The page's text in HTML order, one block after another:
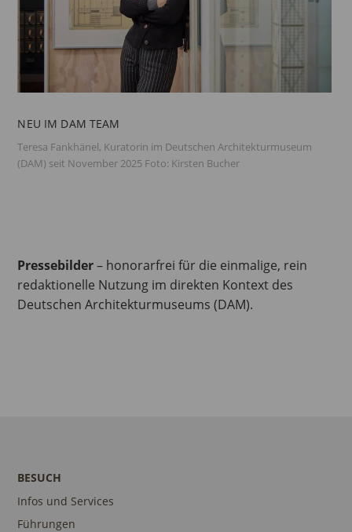
NEU IM DAM TEAM
Teresa Fankhänel, Kuratorin im Deutschen Architekturmuseum
(DAM) seit November 2025 Foto: Kirsten Bucher
Pressebilder– honorarfrei für die einmalige, rein
redaktionelle Nutzung im direkten Kontext des
Deutschen Architekturmuseums (DAM).
BESUCH
Infos und Services
Führungen